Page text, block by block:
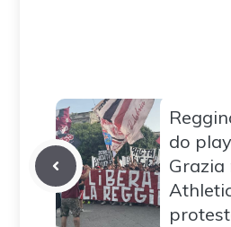
do
Grazia